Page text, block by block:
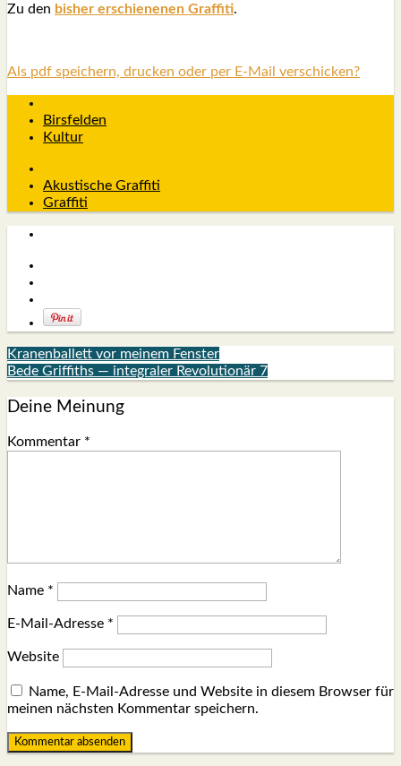
Zu den bis­her erschie­ne­nen Graf­fi­ti.
Als pdf speichern, drucken oder per E-Mail verschicken?
Birsfelden
Kultur
Akustische Graffiti
Graffiti
Kranenballett vor meinem Fenster
Bede Griffiths — integraler Revolutionär 7
Deine Meinung
Kommentar *
Name *
E-Mail-Adresse *
Website
Name, E-Mail-Adresse und Website in diesem Browser für
meinen nächsten Kommentar speichern.